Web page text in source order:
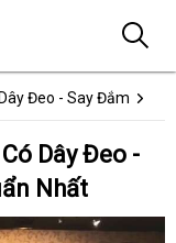
Dây Đeo - Say Đắm
Có Dây Đeo -
Nhất